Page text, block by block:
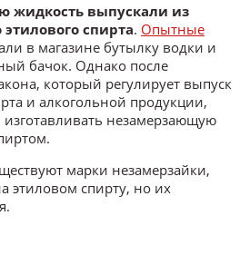
жидкость выпускали из
спирта. Опытные
в магазине бутылку водки и
бачок. Однако после
который регулирует выпуск
и алкогольной продукции,
изготавливать незамерзающую
марки незамерзайки,
этиловом спирту, но их